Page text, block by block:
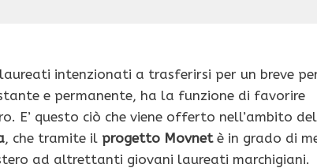
intenzionati a trasferirsi per un breve
e permanente, ha la funzione di favorire
E’ questo ciò che viene offerto nell’ambito del
, che tramite il progetto Movnetè in grado di
ad altrettanti giovani laureati marchigiani.